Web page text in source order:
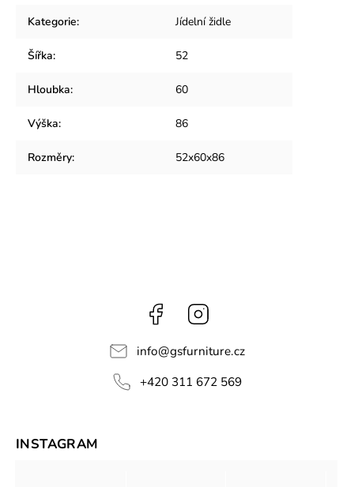
Kategorie: Jídelní židle
Šířka: 52
Hloubka: 60
Výška: 86
Rozměry: 52x60x86
Facebook
info@gsfurniture.cz
+420 311 672 569
INSTAGRAM